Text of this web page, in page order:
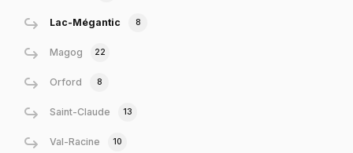
Lac-Mégantic 8
Magog 22
Orford 8
Saint-Claude 13
Val-Racine 10